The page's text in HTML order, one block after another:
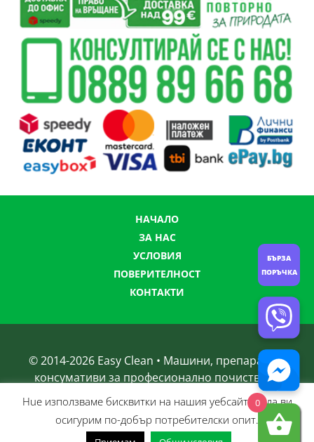
НАЧАЛО
ЗА НАС
УСЛОВИЯ
ПОВЕРИТЕЛНОСТ
КОНТАКТИ
© 2014-2026 Easy Clean • Машини, препарати и
консумативи за професионално почистване
Нue използвамe бисквитки на нашия уебсайт, за да ви
осигурим по-добър потребителски опит.
0
БЪРЗА
ПОРЪЧКА